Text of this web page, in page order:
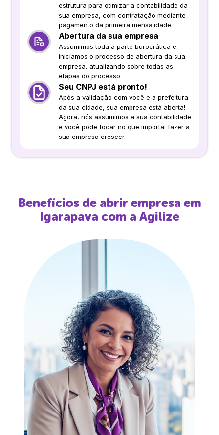
estrutura para otimizar a contabilidade da
sua empresa, com contratação mediante
pagamento da primeira mensalidade.
Abertura da sua empresa
Assumimos toda a parte burocrática e
iniciamos o processo de abertura da sua
empresa, atualizando sobre todas as
etapas do processo.
Seu CNPJ está pronto!
Após a validação com você e a prefeitura
da sua cidade, sua empresa está aberta!
Agora, nós assumimos a sua contabilidade
e você pode focar no que importa: fazer a
sua empresa crescer.
Benefícios de abrir empresa em
Igarapava com a Agilize